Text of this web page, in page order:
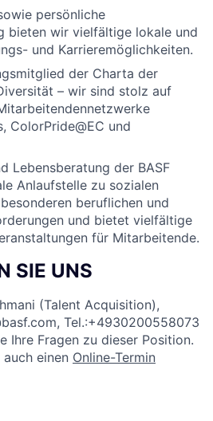
persönliche
bieten wir vielfältige lokale und
und Karrieremöglichkeiten.
der Charta der
– wir sind stolz auf
ColorPride@EC und
Lebensberatung der BASF
Anlaufstelle zu sozialen
beruflichen und
und bietet vielfältige
für Mitarbeitende.
SIE UNS
(Talent Acquisition),
Tel.:+4930200558073
Ihre Fragen zu dieser Position.
auch einen Online-Termin